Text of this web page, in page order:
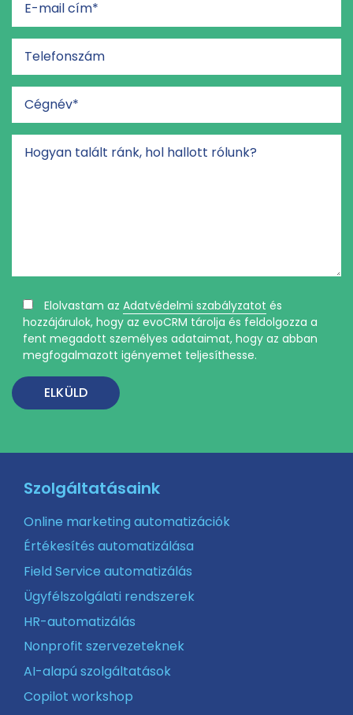
Elolvastam az Adatvédelmi szabályzatot és
hozzájárulok, hogy az evoCRM tárolja és feldolgozza a
fent megadott személyes adataimat, hogy az abban
megfogalmazott igényemet teljesíthesse.
Szolgáltatásaink
Online marketing automatizációk
Értékesítés automatizálása
Field Service automatizálás
Ügyfélszolgálati rendszerek
HR-automatizálás
Nonprofit szervezeteknek
AI-alapú szolgáltatások
Copilot workshop